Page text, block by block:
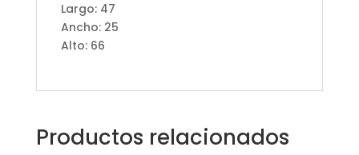
Largo: 47
Ancho: 25
Alto: 66
Productos relacionados